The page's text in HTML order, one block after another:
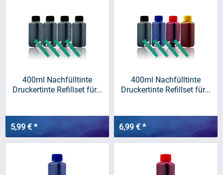
400ml Nachfülltinte
Druckertinte Refillset für...
5,99 € *
400ml Nachfülltinte
Druckertinte Refillset für...
6,99 € *